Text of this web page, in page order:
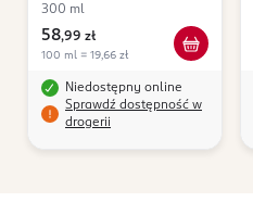
wrażliwej, od 1. dnia życia
300 ml
58,99 zł
100 ml = 19,66 zł
Niedostępny online
Sprawdź dostępność w
drogerii